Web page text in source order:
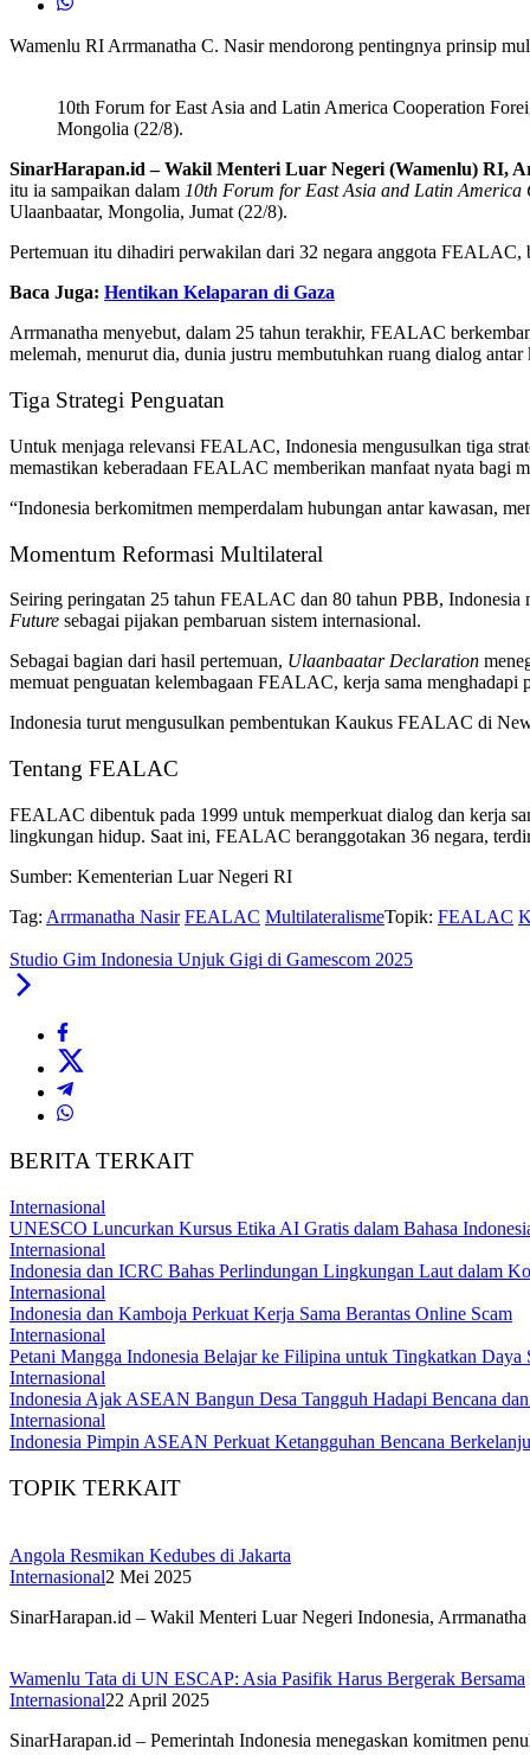
Wamenlu RI Arrmanatha C. Nasir mendorong pentingnya prinsip
10th Forum for East Asia and Latin America Cooperation
Mongolia (22/8).
SinarHarapan.id – Wakil Menteri Luar Negeri (Wamenlu) RI,
itu ia sampaikan dalam 10th Forum for East Asia and Latin America
Ulaanbaatar, Mongolia, Jumat (22/8).
Pertemuan itu dihadiri perwakilan dari 32 negara anggota
Baca Juga: Hentikan Kelaparan di Gaza
Arrmanatha menyebut, dalam 25 tahun terakhir, FEALAC
melemah, menurut dia, dunia justru membutuhkan ruang dialog
Tiga Strategi Penguatan
Untuk menjaga relevansi FEALAC, Indonesia mengusulkan tiga
memastikan keberadaan FEALAC memberikan manfaat nyata bagi
“Indonesia berkomitmen memperdalam hubungan antar kawasan,
Momentum Reformasi Multilateral
Seiring peringatan 25 tahun FEALAC dan 80 tahun PBB,
Future sebagai pijakan pembaruan sistem internasional.
Sebagai bagian dari hasil pertemuan, Ulaanbaatar Declaration
memuat penguatan kelembagaan FEALAC, kerja sama menghadapi
Indonesia turut mengusulkan pembentukan Kaukus FEALAC di
Tentang FEALAC
FEALAC dibentuk pada 1999 untuk memperkuat dialog dan kerja
lingkungan hidup. Saat ini, FEALAC beranggotakan 36 negara,
Sumber: Kementerian Luar Negeri RI
Tag: Arrmanatha Nasir FEALAC MultilateralismeTopik: FEALAC
Studio Gim Indonesia Unjuk Gigi di Gamescom 2025
BERITA TERKAIT
Internasional
UNESCO Luncurkan Kursus Etika AI Gratis dalam Bahasa
Internasional
Indonesia dan ICRC Bahas Perlindungan Lingkungan Laut dalam
Internasional
Indonesia dan Kamboja Perkuat Kerja Sama Berantas Online Scam
Internasional
Petani Mangga Indonesia Belajar ke Filipina untuk Tingkatkan Daya
Internasional
Indonesia Ajak ASEAN Bangun Desa Tangguh Hadapi Bencana
Internasional
Indonesia Pimpin ASEAN Perkuat Ketangguhan Bencana
TOPIK TERKAIT
Angola Resmikan Kedubes di Jakarta
Internasional2 Mei 2025
SinarHarapan.id – Wakil Menteri Luar Negeri Indonesia,
Wamenlu Tata di UN ESCAP: Asia Pasifik Harus Bergerak Bersama
Internasional22 April 2025
SinarHarapan.id – Pemerintah Indonesia menegaskan komitmen